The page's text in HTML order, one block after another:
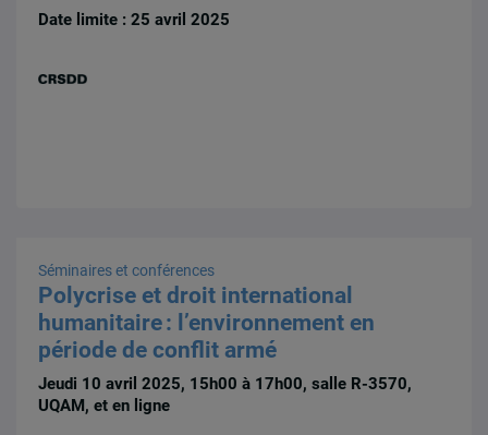
Date limite : 25 avril 2025
Séminaires et conférences
Polycrise et droit international
humanitaire : l’environnement en
période de conflit armé
Jeudi 10 avril 2025, 15h00 à 17h00, salle R-3570,
UQAM, et en ligne